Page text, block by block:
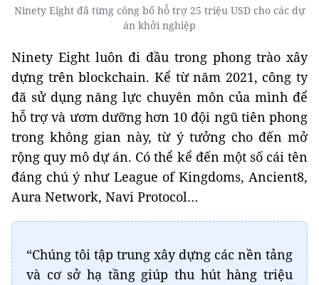
Ninety Eight đã từng công bố hỗ trợ 25 triệu USD cho các dự
án khởi nghiệp
Ninety Eight luôn đi đầu trong phong trào xây
dựng trên blockchain. Kể từ năm 2021, công ty
đã sử dụng năng lực chuyên môn của mình để
hỗ trợ và ươm dưỡng hơn 10 đội ngũ tiên phong
trong không gian này, từ ý tưởng cho đến mở
rộng quy mô dự án. Có thể kể đến một số cái tên
đáng chú ý như League of Kingdoms, Ancient8,
Aura Network, Navi Protocol…
“Chúng tôi tập trung xây dựng các nền tảng
và cơ sở hạ tầng giúp thu hút hàng triệu